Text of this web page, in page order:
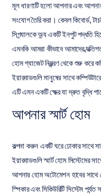
মূল ধারণাটি হলো আপনার এবং আপনার
সংযোগ তৈরি করা। কেবল কিবোর্ড,
সিগন্যালকে অন্য একটি ইনপুট পদ্ধতি
এমনকি আমরা কীভাবে আমাদের
হোম গ্যাজেট নিয়ন্ত্রণ থেকে শুরু করে
ইয়ারবাডগুলি মানুষের সাথে
এটি এমন একটি ক্ষেত্র যা দ্রুত বৃদ্ধি
আপনার স্মার্ট হোম
কল্পনা করুন একটি ঘরে ঢোকার
ইয়ারবাডগুলি স্মার্ট হোম সিস্টেমের
আপনার হোম অটোমেশন হাবের সাথে
স্পিকার এবং সিকিউরিটি সিস্টেম